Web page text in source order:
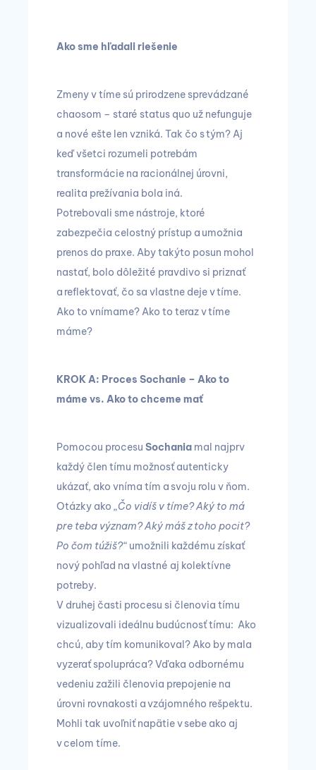
Ako sme hľadali riešenie
Zmeny v tíme sú prirodzene sprevádzané
chaosom – staré status quo už nefunguje
a nové ešte len vzniká. Tak čo s tým? Aj
keď všetci rozumeli potrebám
transformácie na racionálnej úrovni,
realita prežívania bola iná.
Potrebovali sme nástroje, ktoré
zabezpečia celostný prístup a umožnia
prenos do praxe. Aby takýto posun mohol
nastať, bolo dôležité pravdivo si priznať
a reflektovať, čo sa vlastne deje v tíme.
Ako to vnímame? Ako to teraz v tíme
máme?
KROK A: Proces Sochanie – Ako to
máme vs. Ako to chceme mať
Pomocou procesu Sochania mal najprv
každý člen tímu možnosť autenticky
ukázať, ako vníma tím a svoju rolu v ňom.
Otázky ako „Čo vidíš v tíme? Aký to má
pre teba význam? Aký máš z toho pocit?
Po čom túžiš?“ umožnili každému získať
nový pohľad na vlastné aj kolektívne
potreby.
V druhej časti procesu si členovia tímu
vizualizovali ideálnu budúcnosť tímu: Ako
chcú, aby tím komunikoval? Ako by mala
vyzerať spolupráca? Vďaka odbornému
vedeniu zažili členovia prepojenie na
úrovni rovnakosti a vzájomného rešpektu.
Mohli tak uvoľniť napätie v sebe ako aj
v celom tíme.